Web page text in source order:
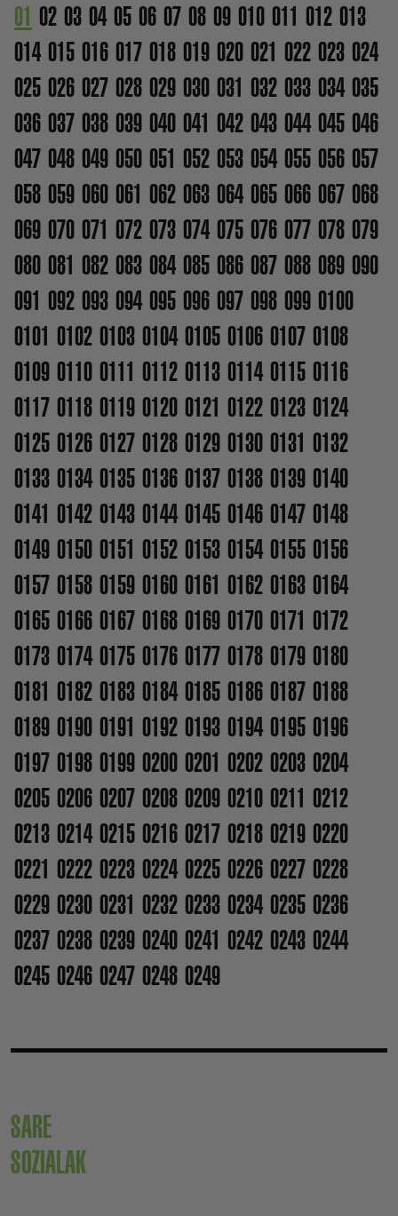
01 02 03 04 05 06 07 08 09 010 011 012 013
014 015 016 017 018 019 020 021 022 023 024
025 026 027 028 029 030 031 032 033 034 035
036 037 038 039 040 041 042 043 044 045 046
047 048 049 050 051 052 053 054 055 056 057
058 059 060 061 062 063 064 065 066 067 068
069 070 071 072 073 074 075 076 077 078 079
080 081 082 083 084 085 086 087 088 089 090
091 092 093 094 095 096 097 098 099 0100
0101 0102 0103 0104 0105 0106 0107 0108
0109 0110 0111 0112 0113 0114 0115 0116
0117 0118 0119 0120 0121 0122 0123 0124
0125 0126 0127 0128 0129 0130 0131 0132
0133 0134 0135 0136 0137 0138 0139 0140
0141 0142 0143 0144 0145 0146 0147 0148
0149 0150 0151 0152 0153 0154 0155 0156
0157 0158 0159 0160 0161 0162 0163 0164
0165 0166 0167 0168 0169 0170 0171 0172
0173 0174 0175 0176 0177 0178 0179 0180
0181 0182 0183 0184 0185 0186 0187 0188
0189 0190 0191 0192 0193 0194 0195 0196
0197 0198 0199 0200 0201 0202 0203 0204
0205 0206 0207 0208 0209 0210 0211 0212
0213 0214 0215 0216 0217 0218 0219 0220
0221 0222 0223 0224 0225 0226 0227 0228
0229 0230 0231 0232 0233 0234 0235 0236
0237 0238 0239 0240 0241 0242 0243 0244
0245 0246 0247 0248 0249
SARE
SOZIALAK